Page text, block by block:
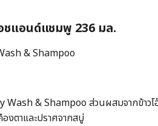
ชแอนด์แชมพู 236 มล.
& Shampoo
Wash & Shampoo ส่วนผสมจากข้าว
องตาและปราศจากสบู่